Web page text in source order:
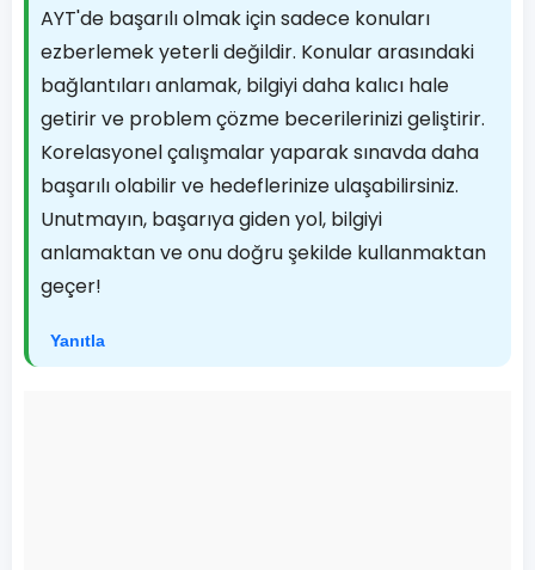
AYT'de başarılı olmak için sadece konuları
ezberlemek yeterli değildir. Konular arasındaki
bağlantıları anlamak, bilgiyi daha kalıcı hale
getirir ve problem çözme becerilerinizi geliştirir.
Korelasyonel çalışmalar yaparak sınavda daha
başarılı olabilir ve hedeflerinize ulaşabilirsiniz.
Unutmayın, başarıya giden yol, bilgiyi
anlamaktan ve onu doğru şekilde kullanmaktan
geçer!
Yanıtla